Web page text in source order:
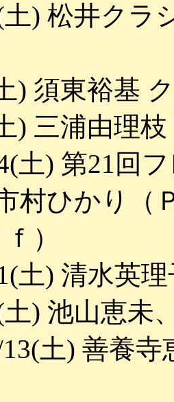
土) 松井クラ
) 須東裕基
) 三浦由理
土) 第21回
村ひかり（
）
土) 清水英
土) 池山恵未
13(土) 善養